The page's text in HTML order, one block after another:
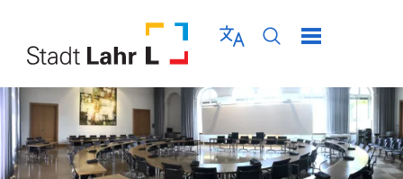
Sprache wählen
Seiten-Suche
Menü schließen